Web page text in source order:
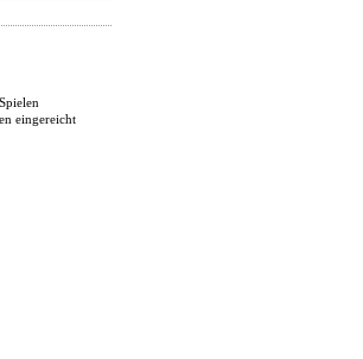
eingereicht